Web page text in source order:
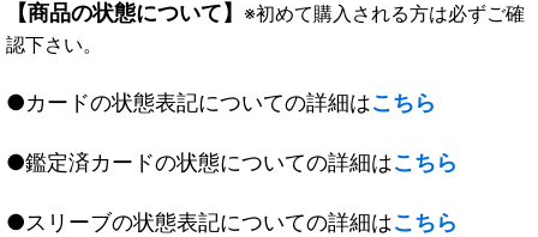
【商品の状態について】 ※初めて購入される方は必ずご確
認下さい。
●カードの状態表記についての詳細はこちら
●鑑定済カードの状態についての詳細はこちら
●スリーブの状態表記についての詳細はこちら